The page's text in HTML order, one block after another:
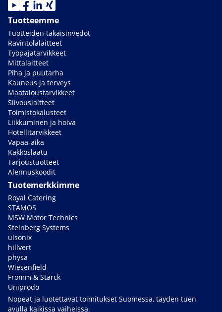
Tuotteemme
Tuotteiden takaisinvedot
Ravintolalaitteet
Työpajatarvikkeet
Mittalaitteet
Piha ja puutarha
Kauneus ja terveys
Maataloustarvikkeet
Siivouslaitteet
Toimistokalusteet
Liikkuminen ja hoiva
Hotellitarvikkeet
Vapaa-aika
Kakkoslaatu
Tarjoustuotteet
Alennuskoodit
Tuotemerkkimme
Royal Catering
STAMOS
MSW Motor Technics
Steinberg Systems
ulsonix
hillvert
physa
Wiesenfield
Fromm & Starck
Uniprodo
Nopeat ja luotettavat toimitukset Suomessa, täyden tuen
avulla kaikissa vaiheissa.